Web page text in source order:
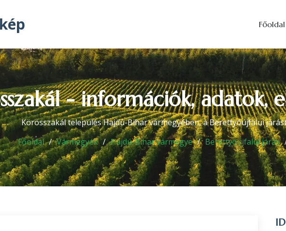
Főoldal
- információk, adatok,
Körösszakál település Hajdú-Bihar vármegyében, a Berettyóújfalui
Főoldal
Vármegyék Hajdú-Bihar vármegye Berettyóújfalui járás